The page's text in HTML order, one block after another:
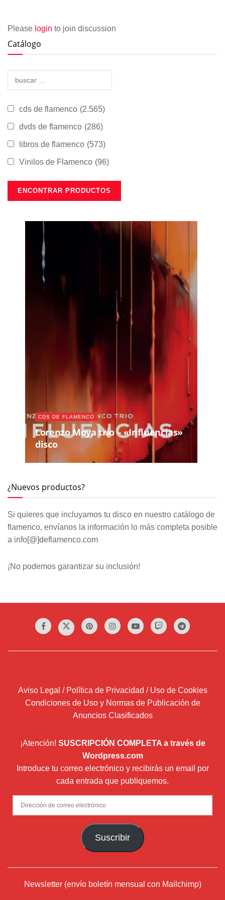
Please login to join discussion
Catálogo
cds de flamenco (2.565)
dvds de flamenco (286)
libros de flamenco (573)
Vinilos de Flamenco (96)
CDS DE FLAMENCO
Lorenzo Moya trío – «Influencias»
disco
¿Nuevos productos?
Si quieres que incluyamos tu disco en nuestro catálogo de
flamenco, envíanos la información lo más completa posible
a info[@]deflamenco.com
¡No podemos garantizar su inclusión!
Aviso Legal / Política de Privacidad / Uso de Cookies
Condiciones de Uso y Normas de Publicación de
Anuncios Clasificados
¡Atención! SUSCRIPCIÓN COMPLETA a través de
Wordpress.com
Introduce tu correo electrónico y recibirás un email por
cada entrada que publiquemos.
Dirección
de
Suscribir
Newsletter (envío boletín mensual con Mailchimp)